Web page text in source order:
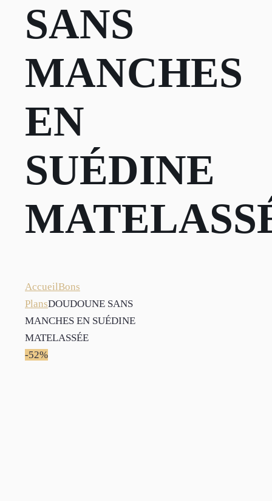
SANS
MANCHES
EN
SUÉDINE
AccueilBons
PlansDOUDOUNE SANS
MANCHES EN SUÉDINE
MATELASSÉE
-52%